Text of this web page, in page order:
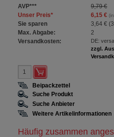
AVP***
9,79 €
Unser Preis* 6,15 €
Sie sparen 3,64 € (
Max. Abgabe:
2
Versandkosten:
DE:
zzgl.
Beipackzettel
Suche Produkt
Suche Anbieter
Weitere Artikelinformationen
Häufig zusammen